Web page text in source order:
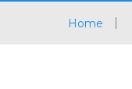
Home